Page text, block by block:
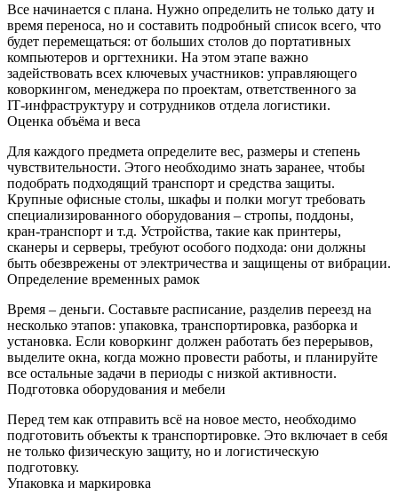
Все начинается с плана. Нужно определить не только дату и
время переноса, но и составить подробный список всего, что
будет перемещаться: от больших столов до портативных
компьютеров и оргтехники. На этом этапе важно
задействовать всех ключевых участников: управляющего
коворкингом, менеджера по проектам, ответственного за
IT‑инфраструктуру и сотрудников отдела логистики.
Оценка объёма и веса
Для каждого предмета определите вес, размеры и степень
чувствительности. Этого необходимо знать заранее, чтобы
подобрать подходящий транспорт и средства защиты.
Крупные офисные столы, шкафы и полки могут требовать
специализированного оборудования – стропы, поддоны,
кран‑транспорт и т.д. Устройства, такие как принтеры,
сканеры и серверы, требуют особого подхода: они должны
быть обезврежены от электричества и защищены от вибрации.
Определение временных рамок
Время – деньги. Составьте расписание, разделив переезд на
несколько этапов: упаковка, транспортировка, разборка и
установка. Если коворкинг должен работать без перерывов,
выделите окна, когда можно провести работы, и планируйте
все остальные задачи в периоды с низкой активности.
Подготовка оборудования и мебели
Перед тем как отправить всё на новое место, необходимо
подготовить объекты к транспортировке. Это включает в себя
не только физическую защиту, но и логистическую
подготовку.
Упаковка и маркировка